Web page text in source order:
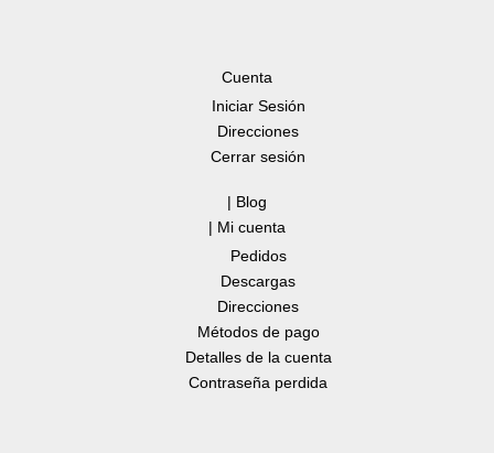
Cuenta
Iniciar Sesión
Direcciones
Cerrar sesión
| Blog
| Mi cuenta
Pedidos
Descargas
Direcciones
Métodos de pago
Detalles de la cuenta
Contraseña perdida